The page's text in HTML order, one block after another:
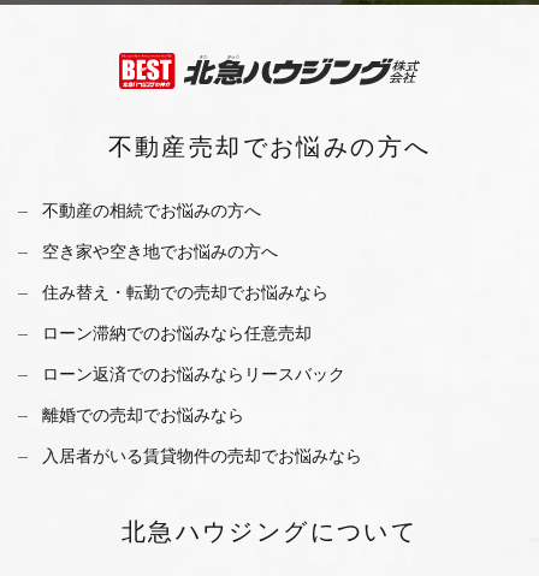
不動産売却でお悩みの方へ
不動産の相続でお悩みの方へ
空き家や空き地でお悩みの方へ
住み替え・転勤での売却でお悩みなら
ローン滞納でのお悩みなら任意売却
ローン返済でのお悩みならリースバック
離婚での売却でお悩みなら
入居者がいる賃貸物件の売却でお悩みなら
北急ハウジングについて